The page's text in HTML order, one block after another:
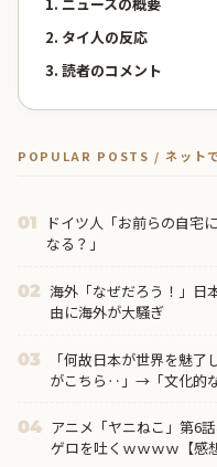
1. ニュースの概要
2. タイ人の反応
3. 読者のコメント
POPULAR POSTS / ネット
01
ドイツ人「お前らの自宅
なる？」
02 海外「なぜだろう！」日
由に海外が大騒ぎ
03
「何故日本が世界を魅
がこちら‥」→「文化的
04 アニメ「ヤニねこ」第6
ゲロを吐くｗｗｗｗ【感